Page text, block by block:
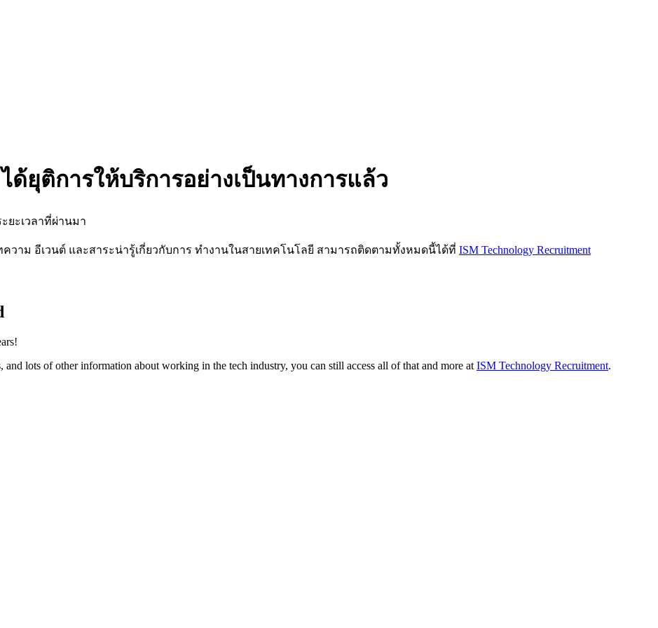
ด้ยุติการให้บริการอย่างเป็นทางการแล้ว
ะเวลาที่ผ่านมา
าม อีเวนต์ และสาระน่ารู้เกี่ยวกับการ ทำงานในสายเทคโนโลยี สามารถติดตามทั้งหมดนี้ได้ที่ ISM Technology Recruitment
lots of other information about working in the tech industry, you can still access all of that and more at ISM Technology Recruitment.